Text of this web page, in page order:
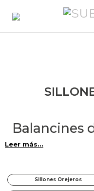
Balancines
Leer más...
Sillones Orejeros